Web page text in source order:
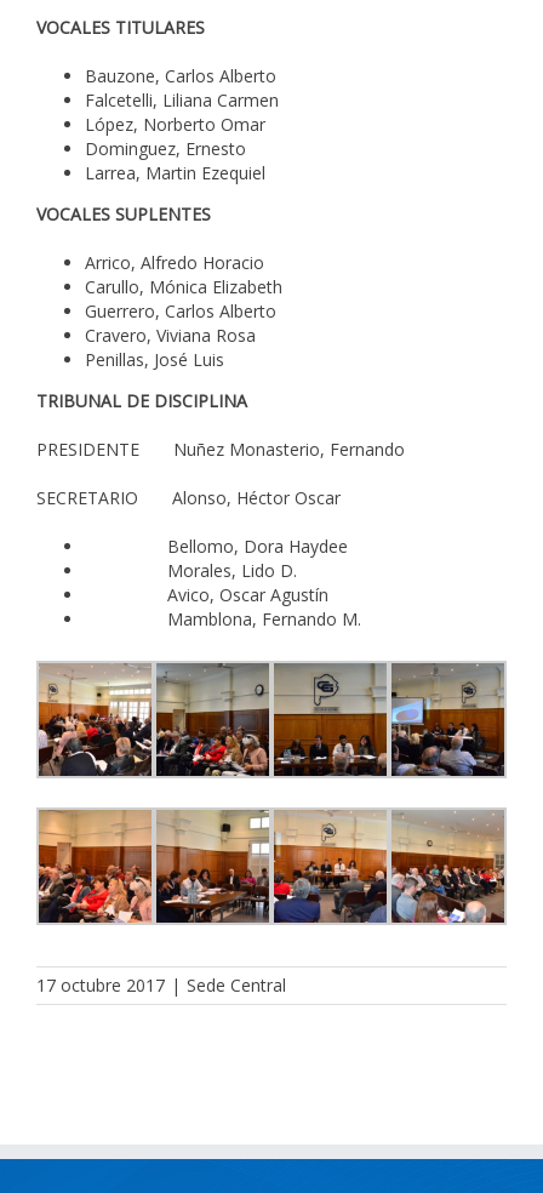
VOCALES TITULARES
Bauzone, Carlos Alberto
Falcetelli, Liliana Carmen
López, Norberto Omar
Dominguez, Ernesto
Larrea, Martin Ezequiel
VOCALES SUPLENTES
Arrico, Alfredo Horacio
Carullo, Mónica Elizabeth
Guerrero, Carlos Alberto
Cravero, Viviana Rosa
Penillas, José Luis
TRIBUNAL DE DISCIPLINA
PRESIDENTE Nuñez Monasterio, Fernando
SECRETARIO Alonso, Héctor Oscar
Bellomo, Dora Haydee
Morales, Lido D.
Avico, Oscar Agustín
Mamblona, Fernando M.
17 octubre 2017 | Sede Central